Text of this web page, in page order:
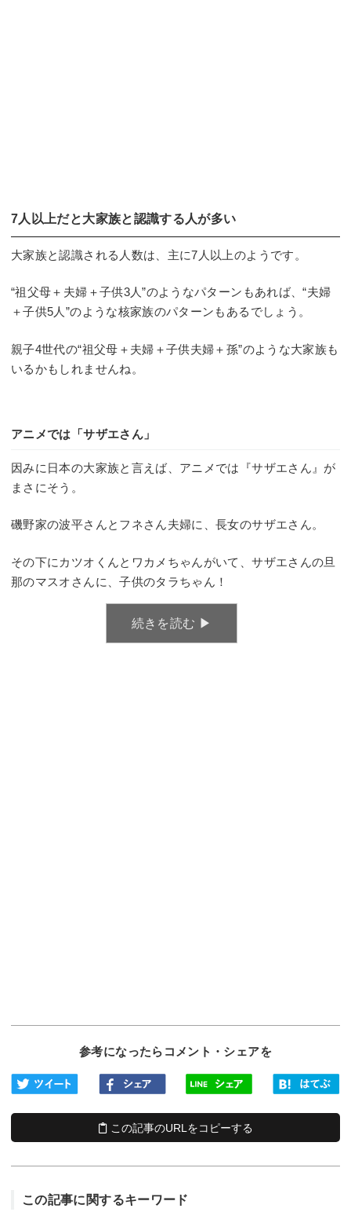
7人以上だと大家族と認識する人が多い
大家族と認識される人数は、主に7人以上のようです。
“祖父母＋夫婦＋子供3人”のようなパターンもあれば、“夫婦
＋子供5人”のような核家族のパターンもあるでしょう。
親子4世代の“祖父母＋夫婦＋子供夫婦＋孫”のような大家族も
いるかもしれませんね。
アニメでは「サザエさん」
因みに日本の大家族と言えば、アニメでは『サザエさん』が
まさにそう。
磯野家の波平さんとフネさん夫婦に、長女のサザエさん。
その下にカツオくんとワカメちゃんがいて、サザエさんの旦
那のマスオさんに、子供のタラちゃん！
続きを読む ▶︎
参考になったらコメント・シェアを
この記事のURLをコピーする
この記事に関するキーワード